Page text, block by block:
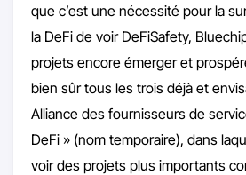
que c’est une nécessité pour la
la DeFi de voir DeFiSafety,
projets encore émerger et
bien sûr tous les trois déjà et
Alliance des fournisseurs de
DeFi » (nom temporaire), dans
voir des projets plus importants